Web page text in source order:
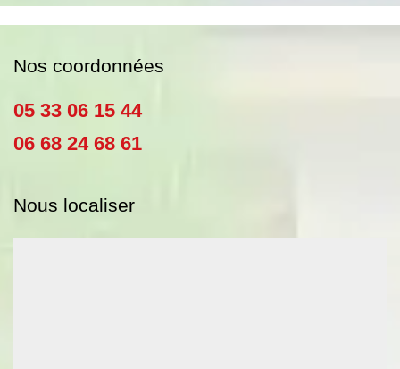
Nos coordonnées
05 33 06 15 44
06 68 24 68 61
Nous localiser